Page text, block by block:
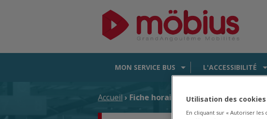
MON SERVICE BUS L'ACCESSIBILITÉ
Accueil › Fiche horaire d'arrêtUtilisation des cookies
En cliquant sur « Autoriser